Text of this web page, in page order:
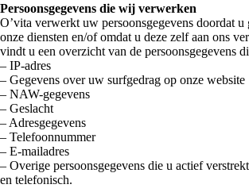
Persoonsgegevens die wij verwerken
O’vita verwerkt uw persoonsgegevens doordat u
onze diensten en/of omdat u deze zelf aan ons
vindt u een overzicht van de persoonsgegevens
– IP-adres
– Gegevens over uw surfgedrag op onze website
– NAW-gegevens
– Geslacht
– Adresgegevens
– Telefoonnummer
– E-mailadres
– Overige persoonsgegevens die u actief
en telefonisch.